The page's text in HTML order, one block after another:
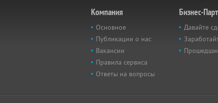
Компания
Основное
Публикации о нас
Вакансии
Правила сервиса
Ответы на вопросы
Бизнес-
Давайте